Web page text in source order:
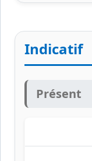
Indicatif
Présent